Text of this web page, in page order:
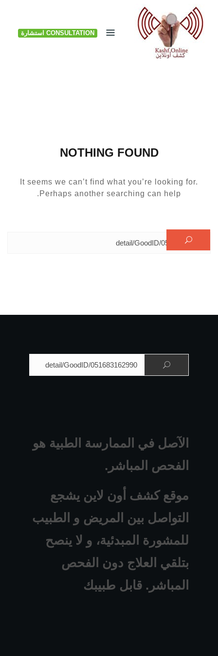
Skip
content
CONSULTATION استشارة
NOTHING FOUND
It seems we can’t find what you’re looking for.
Perhaps another searching can help.
البحث عن:
الآصل في الممارسة الطبية هو
الفحص المباشر.
موقع كشف أون لاين يشجع
التواصل بين المريض و الطبيب
للمشورة المبدئية، و لا ينصح
بتلقي العلاج دون الفحص
المباشر. قابل طبيبك